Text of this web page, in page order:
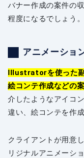
バナー作成の案件の
程度になるでしょう。
アニメーショ
Illustratorを使った副
絵コンテ作成などの
介したようなアイコ
違い、絵コンテを作
クライアントが用意
リジナルアニメーシ